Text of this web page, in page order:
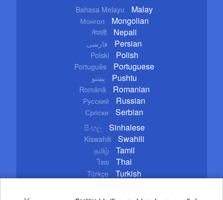
Bahasa Melayu Malay
Монгол Mongolian
नेपाली Nepali
فارسی Persian
Polski Polish
Português Portuguese
پښتو Pushtu
Română Romanian
Русский Russian
Српски Serbian
සිංහල Sinhalese
Kiswahili Swahili
தமிழ் Tamil
ไทย Thai
Türkçe Turkish
اردو